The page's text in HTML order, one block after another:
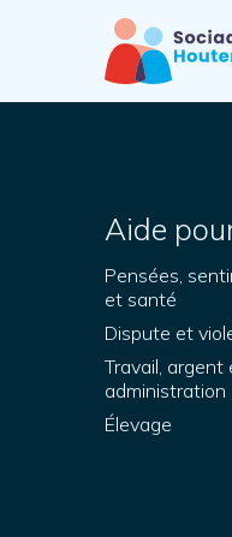
Aide
Pensées,
et santé
Dispute et
Travail, argent
administration
Élevage